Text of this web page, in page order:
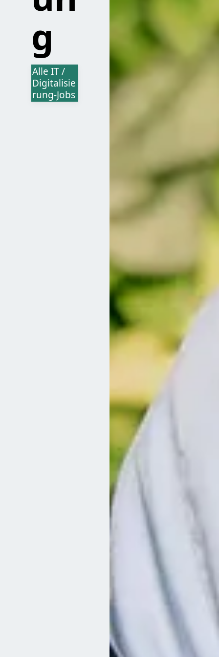
g
Alle IT /
Digitalisie
rung-Jobs